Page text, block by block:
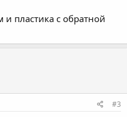
и пластика с обратной
#3